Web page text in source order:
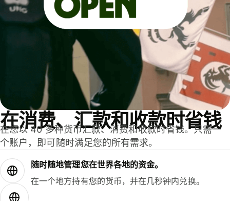
在消费、汇款和收款时省钱
在您以 40 多种货币汇款、消费和收款时省钱。只需一
个账户，即可随时满足您的所有需求。
随时随地管理您在世界各地的资金。
在一个地方持有您的货币，并在几秒钟内兑换。